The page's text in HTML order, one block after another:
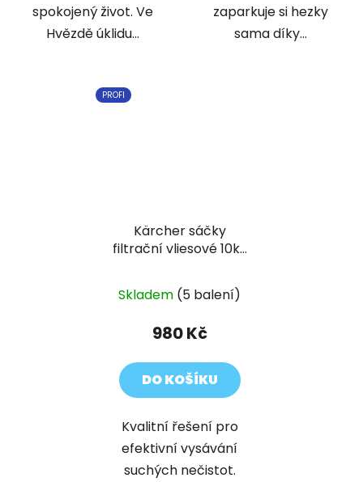
spokojený život. Ve
Hvězdě úklidu...
zaparkuje si hezky
sama díky...
PROFI
Kärcher sáčky
filtrační vliesové 10ks
10/1 Bp, 15/1 Bp)
Skladem (5 balení)
980 Kč
DO KOŠÍKU
Kvalitní řešení pro
efektivní vysávání
suchých nečistot.